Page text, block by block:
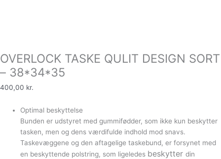
OVERLOCK TASKE QULIT DESIGN SORT
– 38*34*35
400,00 kr.
Optimal beskyttelse
Bunden er udstyret med gummifødder, som ikke kun beskytter
tasken, men og dens værdifulde indhold mod snavs.
Taskevæggene og den aftagelige taskebund, er forsynet med
en beskyttende polstring, som ligeledes beskytterdin